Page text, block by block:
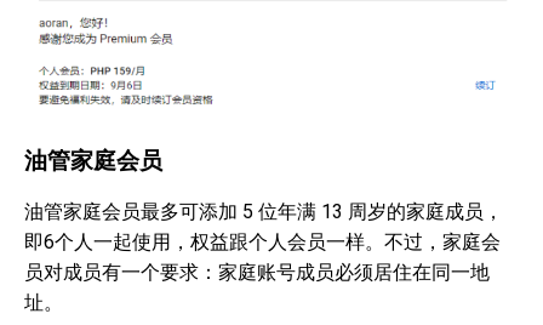
油管家庭会员
油管家庭会员最多可添加 5 位年满 13 周岁的家庭成员，
即6个人一起使用，权益跟个人会员一样。不过，家庭会
员对成员有一个要求：家庭账号成员必须居住在同一地
址。